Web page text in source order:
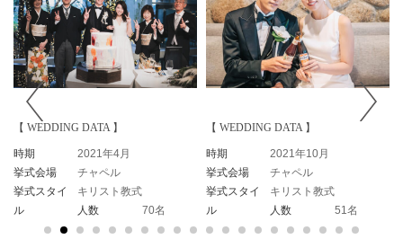
【 WEDDING DATA 】
時期
2021年10月
挙式会場
チャペル
挙式スタイ
ル
キリスト教式
人数
51名
【 WEDDING DATA 】
時期
2021年10月
挙式会場
チャペル
挙式スタイ
ル
キリスト教式
人数
50名